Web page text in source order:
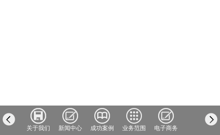
关于我们 新闻中心 成功案例 业务范围 电子商务 人才招聘